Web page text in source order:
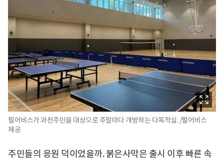
펄어비스가 과천주민을 대상으로 주말마다 개방하는 다목적실. /펄어비스
제공
주민들의 응원 덕이었을까. 붉은사막은 출시 이후 빠른 속